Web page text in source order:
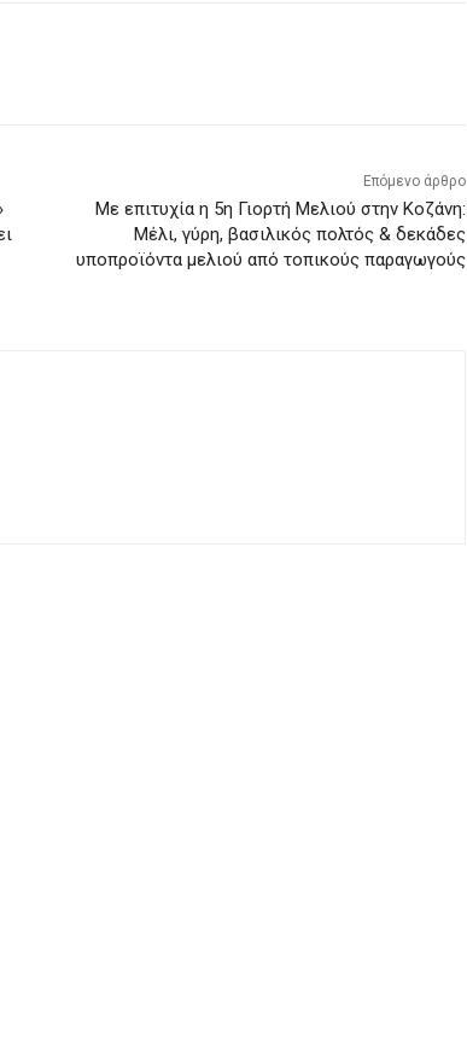
Επόμενο άρθρο
Με επιτυχία η 5η Γιορτή Μελιού στην Κοζάνη:
Μέλι, γύρη, βασιλικός πολτός & δεκάδες
υποπροϊόντα μελιού από τοπικούς παραγωγούς